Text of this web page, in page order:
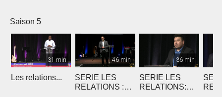
Saison 5
31 min
Les relations...
46 min
SERIE LES
RELATIONS :
36 min
SERIE LES
RELATIONS: